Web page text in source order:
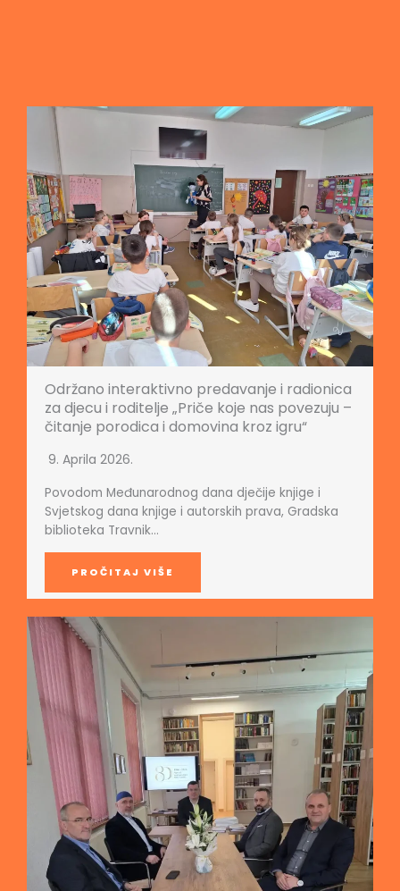
Održano interaktivno predavanje i radionica
za djecu i roditelje „Priče koje nas povezuju –
čitanje porodica i domovina kroz igru“
9. Aprila 2026.
Povodom Međunarodnog dana dječije knjige i
Svjetskog dana knjige i autorskih prava, Gradska
biblioteka Travnik…
PROČITAJ VIŠE